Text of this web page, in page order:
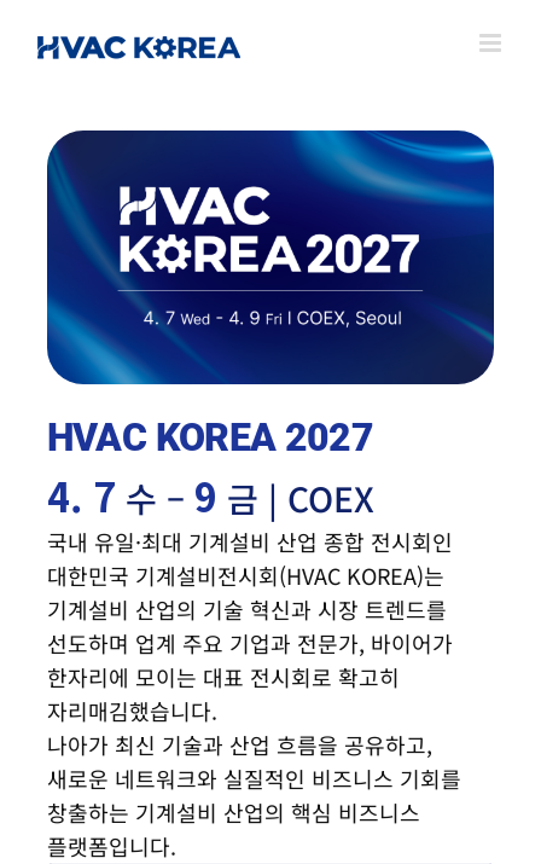
HVAC KOREA 2027
4. 7 수 – 9 금 | COEX
국내 유일·최대 기계설비 산업 종합 전시회인
대한민국 기계설비전시회(HVAC KOREA)는
기계설비 산업의 기술 혁신과 시장 트렌드를
선도하며 업계 주요 기업과 전문가, 바이어가
한자리에 모이는 대표 전시회로 확고히
자리매김했습니다.
나아가 최신 기술과 산업 흐름을 공유하고,
새로운 네트워크와 실질적인 비즈니스 기회를
창출하는 기계설비 산업의 핵심 비즈니스
플랫폼입니다.